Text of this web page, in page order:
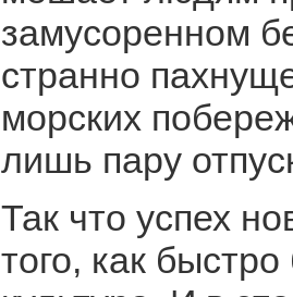
замусоренном
странно
морских
лишь пару
Так что успех
того, как